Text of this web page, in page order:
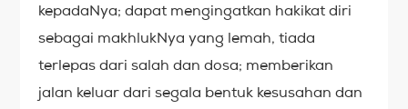
kepadaNya; dapat mengingatkan hakikat diri
sebagai makhlukNya yang lemah, tiada
terlepas dari salah dan dosa; memberikan
jalan keluar dari segala bentuk kesusahan dan